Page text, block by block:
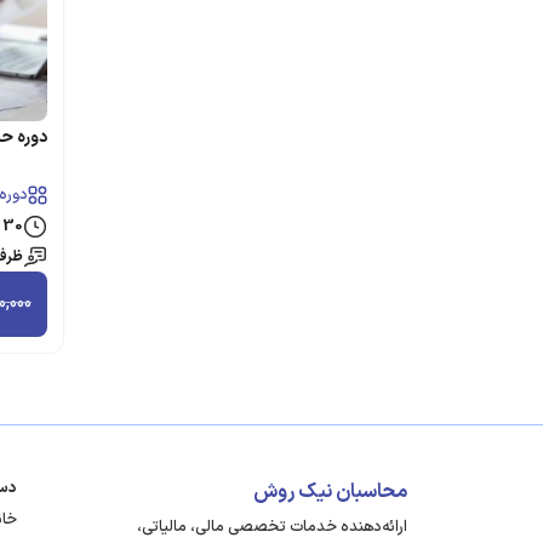
دوره
30
قیمت
بود.
قیمت
محاسبان نیک روش
ارائه‌دهنده خدمات تخصصی مالی، مالیاتی،